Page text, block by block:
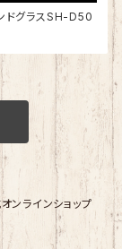
ドグラスSH-D50
ンラインショップ